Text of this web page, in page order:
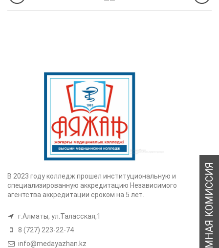
В 2023 году колледж прошел институциональную и
специализированную аккредитацию Независимого
агентства аккредитации сроком на 5 лет.
г.Алматы, ул.Таласская,1
8 (727) 223-22-74
info@medayazhan.kz